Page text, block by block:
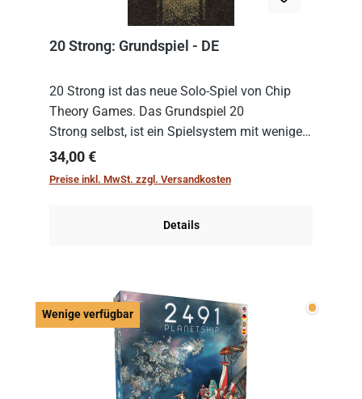
20 Strong: Grundspiel - DE
20 Strong ist das neue Solo-Spiel von Chip
Theory Games. Das Grundspiel 20
Strong selbst, ist ein Spielsystem mit wenigen,
einfachen Regeln. Um es zu spielen, muss es
immer mit einem Themenset ergänzt werden.
Regulärer Preis:
34,00 €
Preise inkl. MwSt. zzgl. Versandkosten
Details
Wenige verfügbar Wenige